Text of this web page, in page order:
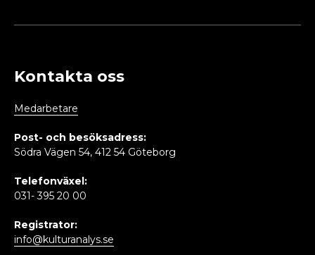
Kontakta oss
Medarbetare
Post- och besöksadress:
Södra Vägen 54, 412 54 Göteborg
Telefonväxel:
031- 395 20 00
Registrator:
info@kulturanalys.se